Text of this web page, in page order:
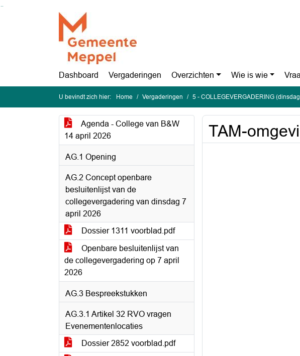
Ga naar de inhoud van deze pagina
Ga naar het zoeken
Ga naar het menu
Dashboard Vergaderingen Overzichten Wie is wie
U bevindt zich hier: Home Vergaderingen 5 - COLLEGEVERGADERING
Agenda - College van B&W
14 april 2026
AG.1 Opening
AG.2 Concept openbare
besluitenlijst van de
collegevergadering van dinsdag 7
april 2026
Dossier 1311 voorblad.pdf
Openbare besluitenlijst van
de collegevergadering op 7 april
2026
AG.3 Bespreekstukken
AG.3.1 Artikel 32 RVO vragen
Evenementenlocaties
Dossier 2852 voorblad.pdf
TAM-